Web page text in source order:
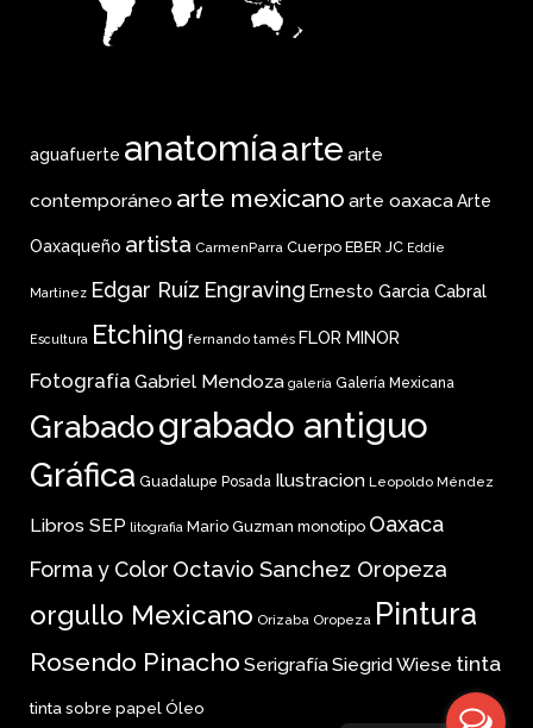
aguafuerte anatomíaarte arte
contemporáneo arte mexicano arte oaxacaArte
Oaxaqueño artista CarmenParra Cuerpo EBER JC Eddie
Martinez Edgar Ruíz Engraving Ernesto Garcia Cabral
Escultura Etching fernando tamés FLOR MINOR
Fotografía Gabriel Mendoza galería Galería Mexicana
Grabadograbado antiguo
Gráfica Guadalupe Posada Ilustracion Leopoldo Méndez
Libros SEP litografia Mario Guzman monotipo Oaxaca
Forma y Color Octavio Sanchez Oropeza
orgullo Mexicano Orizaba Oropeza Pintura
Rosendo Pinacho SerigrafíaSiegrid Wiese tinta
tinta sobre papel Óleo